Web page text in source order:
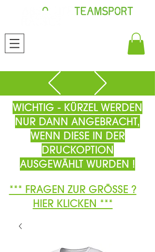
WICHTIG - KÜRZEL WERDEN
NUR DANN ANGEBRACHT,
WENN DIESE IN DER
DRUCKOPTION
AUSGEWÄHLT WURDEN !
*** FRAGEN ZUR GRÖSSE ?
HIER KLICKEN ***